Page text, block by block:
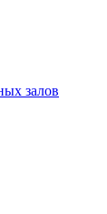
залов